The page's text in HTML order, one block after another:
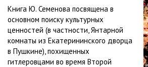
Книга Ю. Семенова посвящена в
основном поиску культурных
ценностей (в частности, Янтарной
комнаты из Екатерининского дворца
в Пушкине), похищенных
гитлеровцами во время Второй